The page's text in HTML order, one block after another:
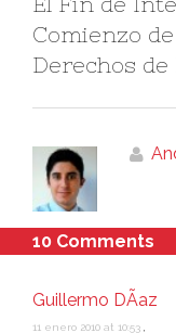
Comienzo
Derechos
10 Comments
Guillermo DÃ­az
11 enero 2010 at 10:53